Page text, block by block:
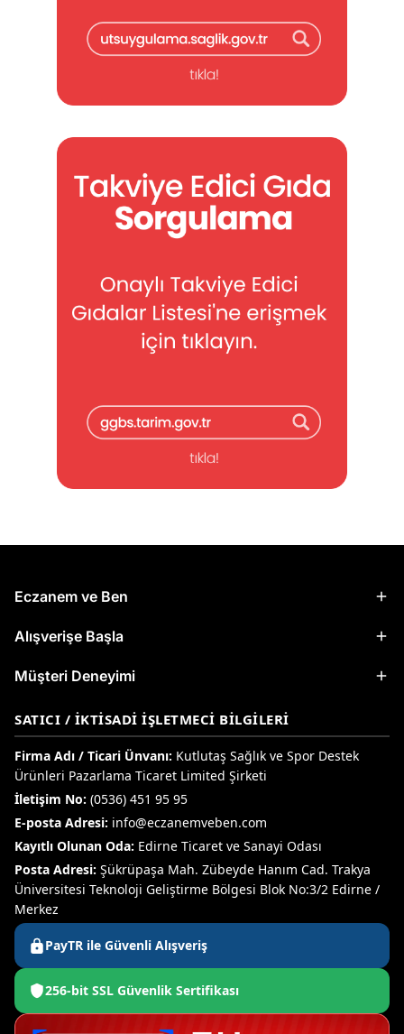
Eczanem ve Ben
Alışverişe Başla
Müşteri Deneyimi
SATICI / İKTISADI İŞLETMECI BILGILERI
Firma Adı / Ticari Ünvanı: Kutlutaş Sağlık ve Spor Destek
Ürünleri Pazarlama Ticaret Limited Şirketi
İletişim No: (0536) 451 95 95
E-posta Adresi: info@eczanemveben.com
Kayıtlı Olunan Oda: Edirne Ticaret ve Sanayi Odası
Posta Adresi: Şükrüpaşa Mah. Zübeyde Hanım Cad. Trakya
Üniversitesi Teknoloji Geliştirme Bölgesi Blok No:3/2 Edirne /
Merkez
PayTR ile Güvenli Alışveriş
256-bit SSL Güvenlik Sertifikası